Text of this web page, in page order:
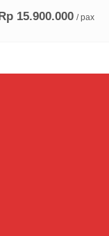
Rp 15.900.000 / pax